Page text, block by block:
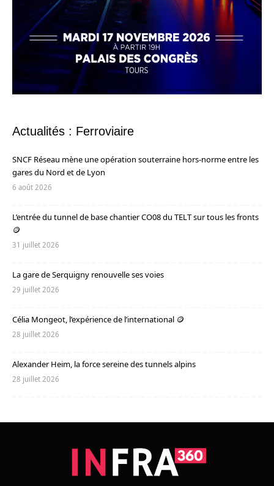
Actualités : Ferroviaire
SNCF Réseau mène une opération souterraine hors-norme entre les
gares du Nord et de Lyon
6 août 2026
L’entrée du tunnel de base chantier CO08 du TELT sur tous les fronts
🪙
31 juillet 2026
La gare de Serquigny renouvelle ses voies
29 juillet 2026
Célia Mongeot, l’expérience de l’international 🪙
28 juillet 2026
Alexander Heim, la force sereine des tunnels alpins
28 juillet 2026